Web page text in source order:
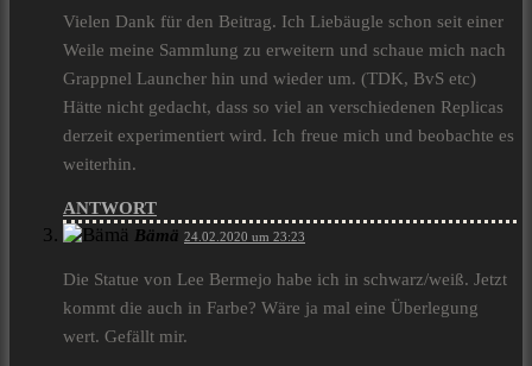
Vielen Dank für den Beitrag. Ich Liebäugle schon seit einer
Weile meine Sammlung zu erweitern und schaue mich nach
Grappnel Launcher hin und wieder um. (TDK, BvS etc)
Hätte nicht gedacht, dass so viel an verschiedenen Replicas
derzeit experimentiert wird. Ich freue mich und beobachte es
weiterhin.
ANTWORT
Bämä 24.02.2020 um 23:23
Die Statue von Lee Bermejo habe ich in schwarz/weiß. Jetzt
kommt die auch in Farbe? Wäre ja mal eine Überlegung
wert. Gefällt mir.